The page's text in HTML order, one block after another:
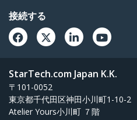
接続する
StarTech.com Japan K.K.
〒101-0052
東京都千代田区神田小川町1-10-2
Atelier Yours小川町 ７階